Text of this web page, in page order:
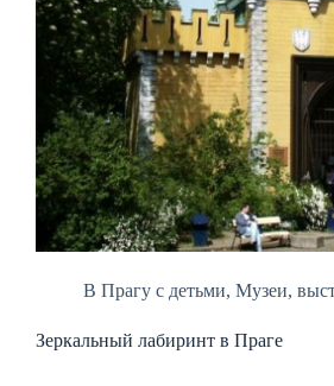
В Прагу с детьми, Музеи,
Зеркальный лабиринт в Праге